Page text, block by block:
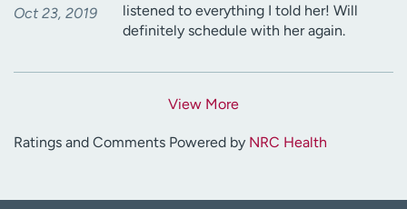
Oct 23, 2019
listened to everything I told her! Will
definitely schedule with her again.
View More
Ratings and Comments Powered by NRC Health